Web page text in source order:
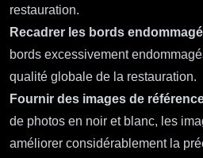
restauration.
Recadrer les bords
bords excessivement
qualité globale de la restauration.
Fournir des images de
de photos en noir et blanc, les
améliorer considérablement la